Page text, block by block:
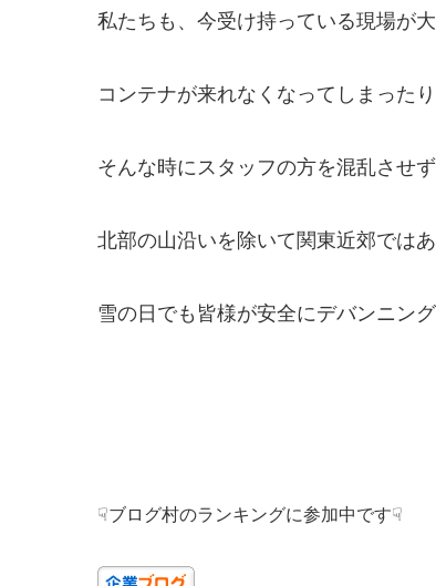
私たちも、今受け持っている現場が
コンテナが来れなくなってしまった
そんな時にスタッフの方を混乱させ
北部の山沿いを除いて関東近郊では
雪の日でも皆様が安全にデバンニン
☟ブログ村のランキングに参加中です☟